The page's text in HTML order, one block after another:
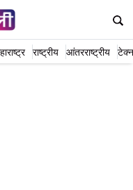
राष्ट्रीय आंतरराष्ट्रीय